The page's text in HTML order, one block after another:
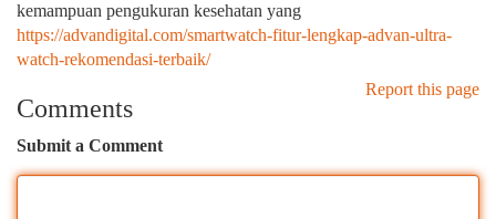
kemampuan pengukuran kesehatan yang
https://advandigital.com/smartwatch-fitur-lengkap-advan-ultra-
watch-rekomendasi-terbaik/
Report this page
Comments
Submit a Comment